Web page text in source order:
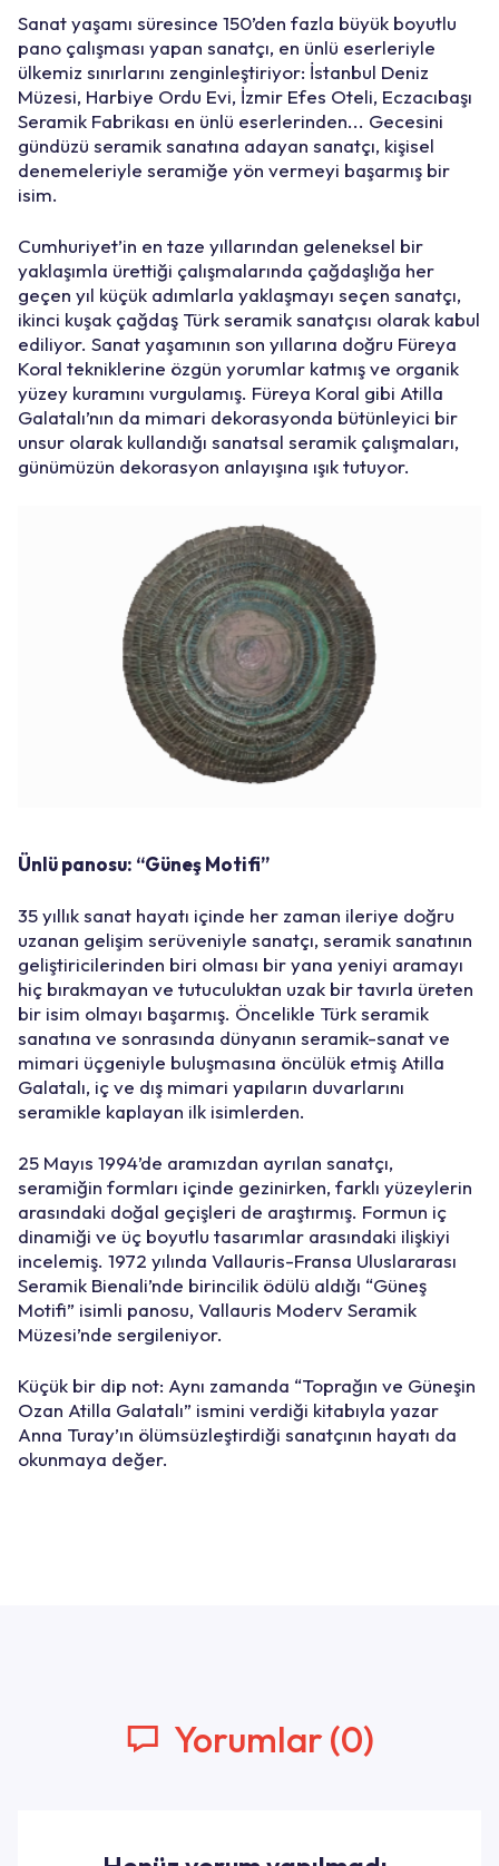
Sanat yaşamı süresince 150’den fazla büyük boyutlu
pano çalışması yapan sanatçı, en ünlü eserleriyle
ülkemiz sınırlarını zenginleştiriyor: İstanbul Deniz
Müzesi, Harbiye Ordu Evi, İzmir Efes Oteli, Eczacıbaşı
Seramik Fabrikası en ünlü eserlerinden... Gecesini
gündüzü seramik sanatına adayan sanatçı, kişisel
denemeleriyle seramiğe yön vermeyi başarmış bir
isim.
Cumhuriyet’in en taze yıllarından geleneksel bir
yaklaşımla ürettiği çalışmalarında çağdaşlığa her
geçen yıl küçük adımlarla yaklaşmayı seçen sanatçı,
ikinci kuşak çağdaş Türk seramik sanatçısı olarak kabul
ediliyor. Sanat yaşamının son yıllarına doğru Füreya
Koral tekniklerine özgün yorumlar katmış ve organik
yüzey kuramını vurgulamış. Füreya Koral gibi Atilla
Galatalı’nın da mimari dekorasyonda bütünleyici bir
unsur olarak kullandığı sanatsal seramik çalışmaları,
günümüzün dekorasyon anlayışına ışık tutuyor.
Ünlü panosu: “Güneş Motifi”
35 yıllık sanat hayatı içinde her zaman ileriye doğru
uzanan gelişim serüveniyle sanatçı, seramik sanatının
geliştiricilerinden biri olması bir yana yeniyi aramayı
hiç bırakmayan ve tutuculuktan uzak bir tavırla üreten
bir isim olmayı başarmış. Öncelikle Türk seramik
sanatına ve sonrasında dünyanın seramik-sanat ve
mimari üçgeniyle buluşmasına öncülük etmiş Atilla
Galatalı, iç ve dış mimari yapıların duvarlarını
seramikle kaplayan ilk isimlerden.
25 Mayıs 1994’de aramızdan ayrılan sanatçı,
seramiğin formları içinde gezinirken, farklı yüzeylerin
arasındaki doğal geçişleri de araştırmış. Formun iç
dinamiği ve üç boyutlu tasarımlar arasındaki ilişkiyi
incelemiş. 1972 yılında Vallauris-Fransa Uluslararası
Seramik Bienali’nde birincilik ödülü aldığı “Güneş
Motifi” isimli panosu, Vallauris Moderv Seramik
Müzesi’nde sergileniyor.
Küçük bir dip not: Aynı zamanda “Toprağın ve Güneşin
Ozan Atilla Galatalı” ismini verdiği kitabıyla yazar
Anna Turay’ın ölümsüzleştirdiği sanatçının hayatı da
okunmaya değer.
Yorumlar (0)